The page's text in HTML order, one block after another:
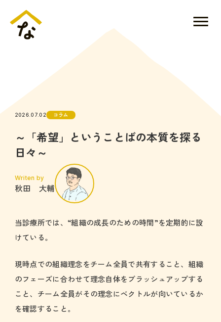
2026.07.02 コラム
～「希望」ということばの本質を探る
日々～
Writen by
秋田 大輔
当診療所では、“組織の成長のための時間”を定期的に設
けている。
現時点での組織理念をチーム全員で共有すること、組織
のフェーズに合わせて理念自体をブラッシュアップする
こと、チーム全員がその理念にベクトルが向いているか
を確認すること。